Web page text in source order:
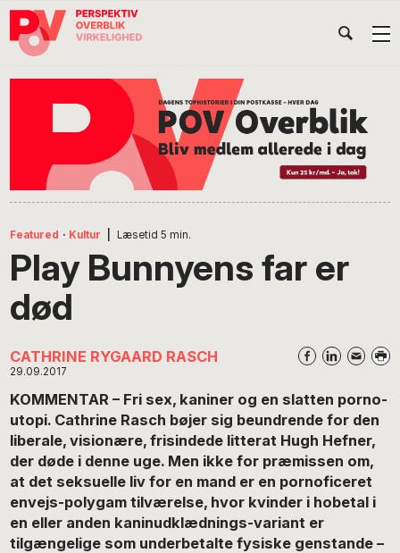
Gå
direkte
Skip
indhold
Gå
direkte
Featured · Kultur Læsetid 5 min.
Play Bunnyens far er
død
CATHRINE RYGAARD RASCH
29.09.2017
KOMMENTAR – Fri sex, kaniner og en slatten porno-
utopi. Cathrine Rasch bøjer sig beundrende for den
liberale, visionære, frisindede litterat Hugh Hefner,
der døde i denne uge. Men ikke for præmissen om,
at det seksuelle liv for en mand er en pornoficeret
envejs-polygam tilværelse, hvor kvinder i hobetal i
en eller anden kaninudklædnings-variant er
tilgængelige som underbetalte fysiske genstande –